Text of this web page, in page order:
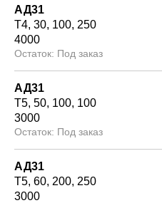
АД31
Т4 30 100 250
4000
Под заказ
АД31
Т5 50 100 100
3000
Под заказ
АД31
Т5 60 200 250
3000